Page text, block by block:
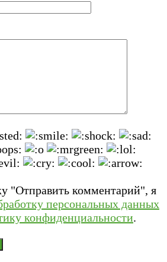
"Отправить комментарий", я
персональных данных
конфиденциальности.